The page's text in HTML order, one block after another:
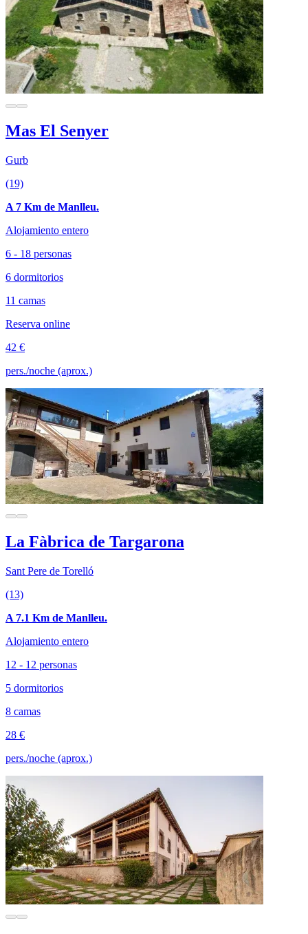
Mas El Senyer
Gurb
(19)
A 7 Km de Manlleu.
Alojamiento entero
6 - 18 personas
6 dormitorios
11 camas
Reserva online
42 €
pers./noche (aprox.)
La Fàbrica de Targarona
Sant Pere de Torelló
(13)
A 7.1 Km de Manlleu.
Alojamiento entero
12 - 12 personas
5 dormitorios
8 camas
28 €
pers./noche (aprox.)